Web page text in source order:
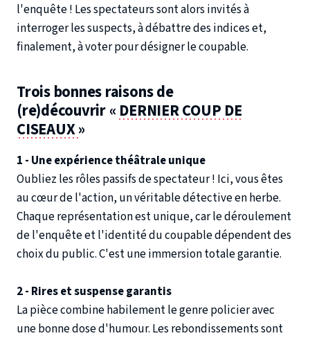
l'enquête ! Les spectateurs sont alors invités à
interroger les suspects, à débattre des indices et,
finalement, à voter pour désigner le coupable.
Trois bonnes raisons de
(re)découvrir « DERNIER COUP DE
CISEAUX»
1 - Une expérience théâtrale unique
Oubliez les rôles passifs de spectateur ! Ici, vous êtes
au cœur de l'action, un véritable détective en herbe.
Chaque représentation est unique, car le déroulement
de l'enquête et l'identité du coupable dépendent des
choix du public. C'est une immersion totale garantie.
2 - Rires et suspense garantis
La pièce combine habilement le genre policier avec
une bonne dose d'humour. Les rebondissements sont